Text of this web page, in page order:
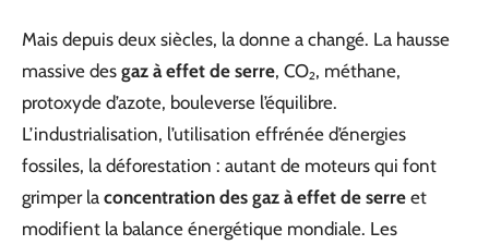
Mais depuis deux siècles, la donne a changé. La hausse
massive des gaz à effet de serre, CO₂, méthane,
protoxyde d’azote, bouleverse l’équilibre.
L’industrialisation, l’utilisation effrénée d’énergies
fossiles, la déforestation : autant de moteurs qui font
grimper la concentration des gaz à effet de serre et
modifient la balance énergétique mondiale. Les